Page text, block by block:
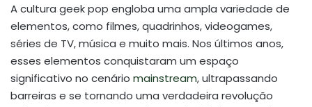
A cultura geek pop engloba uma ampla variedade de
elementos, como filmes, quadrinhos, videogames,
séries de TV, música e muito mais. Nos últimos anos,
esses elementos conquistaram um espaço
significativo no cenário mainstream, ultrapassando
barreiras e se tornando uma verdadeira revolução